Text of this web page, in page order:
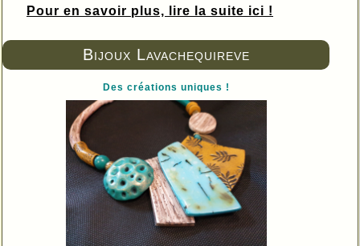
Bijoux Lavachequireve
Des créations uniques !
Pour en savoir plus, lire la suite ici !